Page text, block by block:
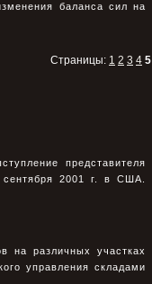
баланса сил на
Страницы: 1 2 3 4 5
представителя
сентября 2001 г. в США.
на различных участках
управления складами